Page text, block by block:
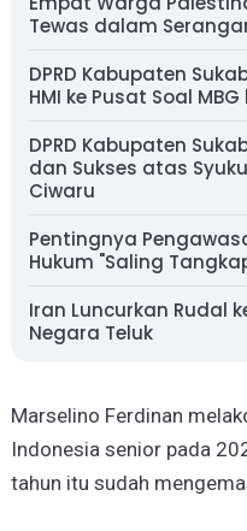
Tewas dalam
DPRD Kabupaten
HMI ke Pusat Soal
DPRD Kabupaten
dan Sukses atas
Ciwaru
Pentingnya
Hukum "Saling
Iran Luncurkan Rudal
Negara Teluk
Marselino Ferdinan
Indonesia senior pada
tahun itu sudah